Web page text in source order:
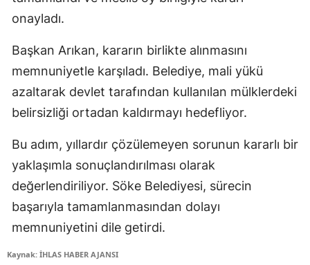
onayladı.
Başkan Arıkan, kararın birlikte alınmasını
memnuniyetle karşıladı. Belediye, mali yükü
azaltarak devlet tarafından kullanılan mülklerdeki
belirsizliği ortadan kaldırmayı hedefliyor.
Bu adım, yıllardır çözülemeyen sorunun kararlı bir
yaklaşımla sonuçlandırılması olarak
değerlendiriliyor. Söke Belediyesi, sürecin
başarıyla tamamlanmasından dolayı
memnuniyetini dile getirdi.
Kaynak: İHLAS HABER AJANSI